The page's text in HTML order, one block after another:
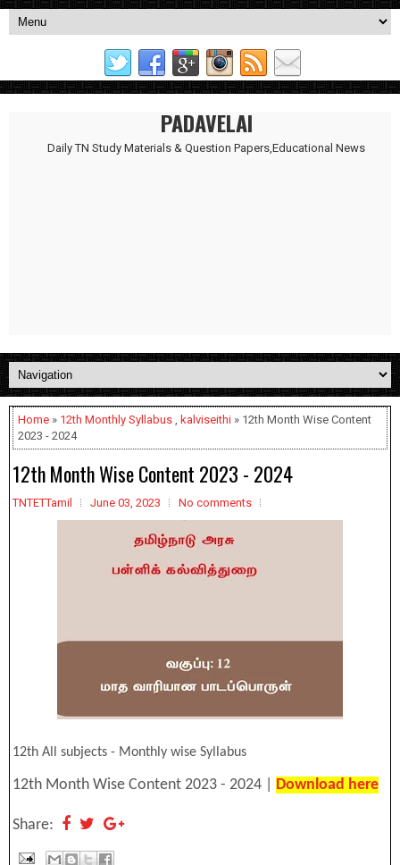
PADAVELAI
Daily TN Study Materials & Question Papers,Educational News
Home » 12th Monthly Syllabus , kalviseithi » 12th Month Wise Content
2023 - 2024
12th Month Wise Content 2023 - 2024
TNTETTamil June 03, 2023 No comments
12th All subjects - Monthly wise Syllabus
12th Month Wise Content 2023 - 2024 | Download here
Share: